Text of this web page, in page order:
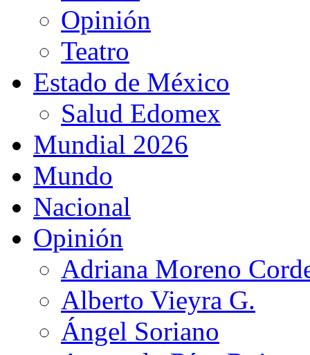
Opinión
Teatro
Estado de México
Salud Edomex
Mundial 2026
Mundo
Nacional
Opinión
Adriana Moreno
Alberto Vieyra G.
Ángel Soriano